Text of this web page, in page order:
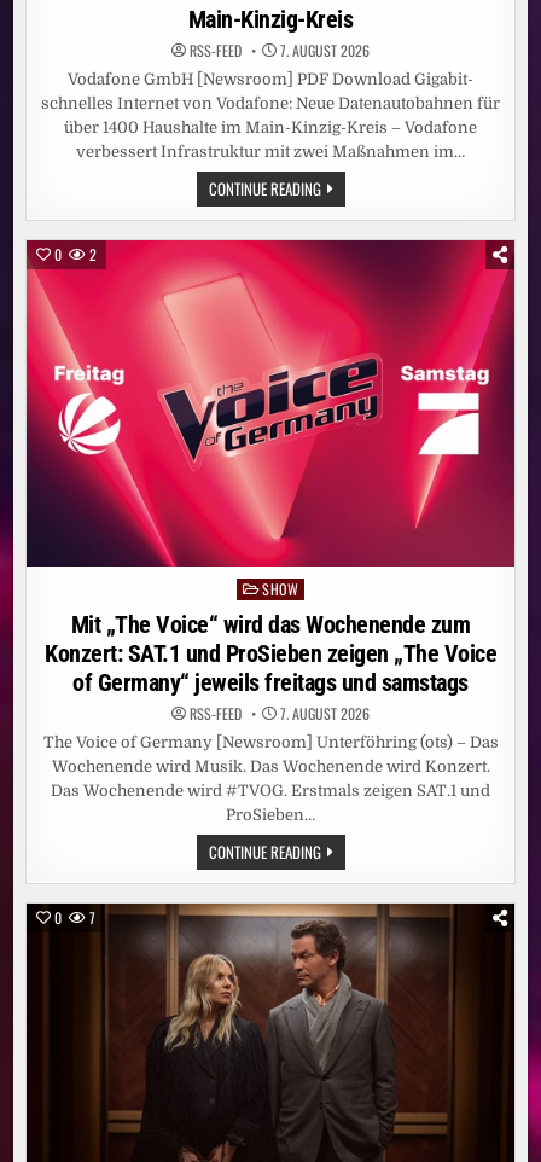
Main-Kinzig-Kreis
RSS-FEED 7. AUGUST 2026
Vodafone GmbH [Newsroom] PDF Download Gigabit-
schnelles Internet von Vodafone: Neue Datenautobahnen für
über 1400 Haushalte im Main-Kinzig-Kreis – Vodafone
verbessert Infrastruktur mit zwei Maßnahmen im…
CONTINUE READINGGIGABIT-
SCHNELLES
INTERNET
VON
VODAFONE:
NEUE
DATENAUTOBAHNEN
FÜR
ÜBER
1400
HAUSHALTE
IM
MAIN-
KINZIG-
KREIS
0 2
Posted
in
SHOW
Mit „The Voice“ wird das Wochenende zum
Konzert: SAT.1 und ProSieben zeigen „The Voice
of Germany“ jeweils freitags und samstags
RSS-FEED 7. AUGUST 2026
The Voice of Germany [Newsroom] Unterföhring (ots) – Das
Wochenende wird Musik. Das Wochenende wird Konzert.
Das Wochenende wird #TVOG. Erstmals zeigen SAT.1 und
ProSieben…
CONTINUE READINGMIT
„THE
VOICE“
DAS
WOCHENENDE
ZUM
KONZERT:
SAT.1
UND
PROSIEBEN
ZEIGEN
„THE
VOICE
OF
GERMANY“
JEWEILS
FREITAGS
UND
SAMSTAGS
0 7